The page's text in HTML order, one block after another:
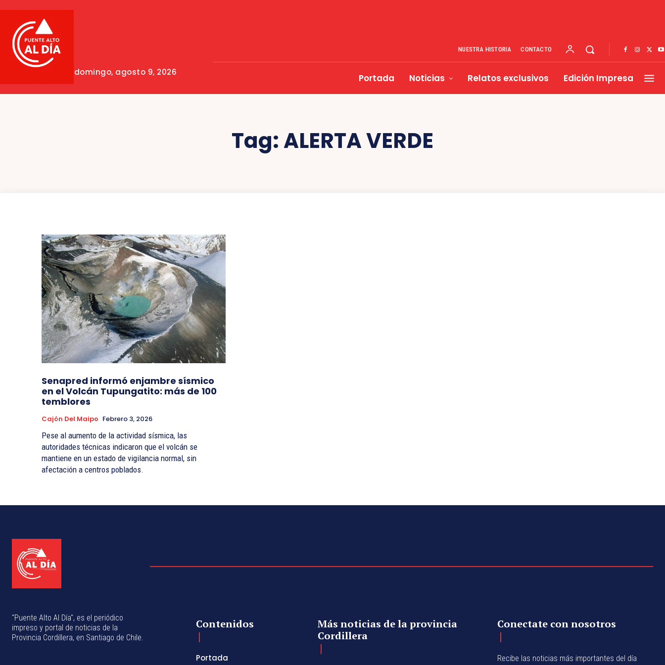
domingo, agosto 9, 2026
NUESTRA HISTORIA CONTACTO
Portada Noticias Relatos exclusivos Edición Impresa
Tag:ALERTA VERDE
Senapred informó enjambre sísmico
en el Volcán Tupungatito: más de 100
temblores
Cajón Del Maipo Febrero 3, 2026
Pese al aumento de la actividad sísmica, las
autoridades técnicas indicaron que el volcán se
mantiene en un estado de vigilancia normal, sin
afectación a centros poblados.
"Puente Alto Al Día", es el periódico
impreso y portal de noticias de la
Provincia Cordillera, en Santiago de Chile.
Contenidos
Portada
Más noticias de la provincia
Cordillera
Conectate con nosotros
Recibe las noticias más importantes del día